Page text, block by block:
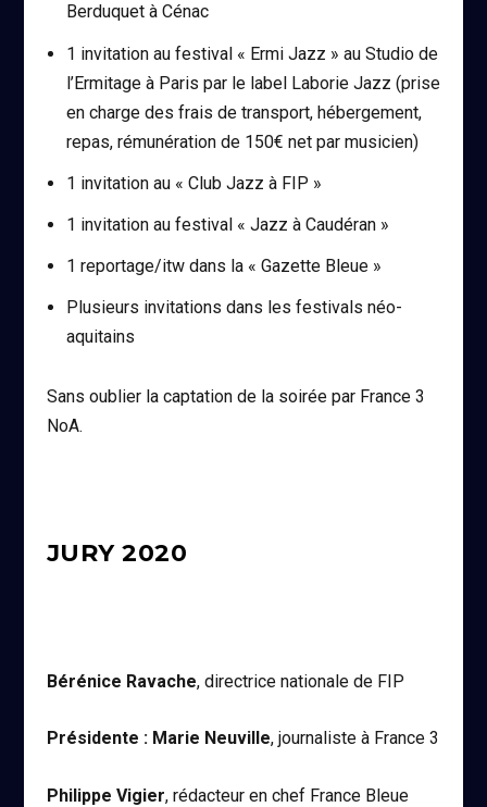
Berduquet à Cénac
1 invitation au festival « Ermi Jazz » au Studio de
l’Ermitage à Paris par le label Laborie Jazz (prise
en charge des frais de transport, hébergement,
repas, rémunération de 150€ net par musicien)
1 invitation au « Club Jazz à FIP »
1 invitation au festival « Jazz à Caudéran »
1 reportage/itw dans la « Gazette Bleue »
Plusieurs invitations dans les festivals néo-
aquitains
Sans oublier la captation de la soirée par France 3
NoA.
JURY 2020
Bérénice Ravache, directrice nationale de FIP
Présidente : Marie Neuville, journaliste à France 3
Philippe Vigier, rédacteur en chef France Bleue